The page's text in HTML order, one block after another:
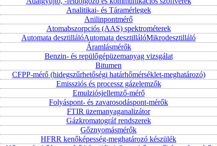
Analitikai- és Táramérlegek
Anilinpontmérő
Atomabszorpciós (AAS) spektrométerek
Automata desztillálóAutomata desztillálóMikrodesztilláló
Áramlásmérők
Benzin- és repülőgépüzemanyag vizsgálat
Bitumen
CFPP-mérő (hidegszűrhetőségi határhőmérséklet-meghatározó)
Emissziós és processz gázelemzők
Emulziósjellemző-mérő
Folyáspont- és zavarosodáspont-mérők
FTIR üzemanyaganalizátor
Gázkromatográf rendszerek
Gőznyomásmérők
HFRR kenőképesség-meghatározó készülék